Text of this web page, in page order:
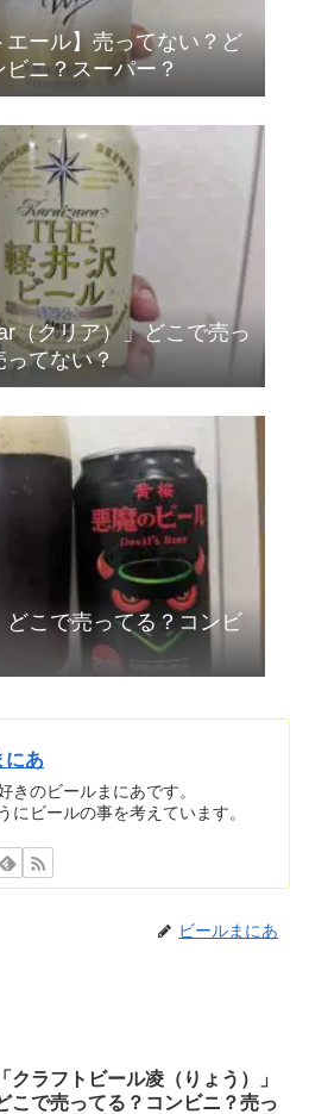
エール】売ってない？ど
ニ？スーパー？
（クリア）」どこで売っ
てない？
こで売ってる？コンビ
にあ
きのビールまにあです。
にビールの事を考えています。
ビールまにあ
「クラフトビール凌（りょう）」
こで売ってる？コンビニ？売っ